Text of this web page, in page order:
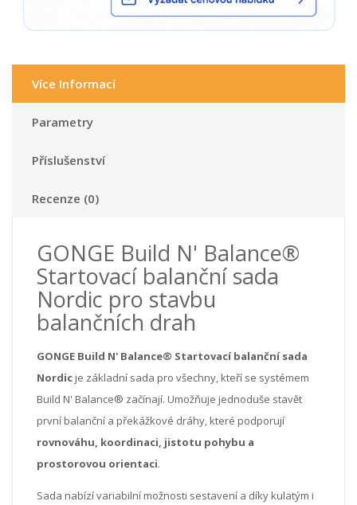
Více Informací
Parametry
Příslušenství
Recenze (0)
GONGE Build N' Balance®
Startovací balanční sada
Nordic pro stavbu
balančních drah
GONGE Build N' Balance® Startovací balanční sada
Nordic je základní sada pro všechny, kteří se systémem
Build N' Balance® začínají. Umožňuje jednoduše stavět
první balanční a překážkové dráhy, které podporují
rovnováhu, koordinaci, jistotu pohybu a
prostorovou orientaci.
Sada nabízí variabilní možnosti sestavení a díky kulatým i